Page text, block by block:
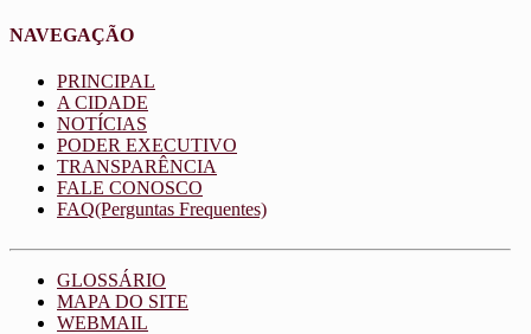
NAVEGAÇÃO
PRINCIPAL
A CIDADE
NOTÍCIAS
PODER EXECUTIVO
TRANSPARÊNCIA
FALE CONOSCO
FAQ(Perguntas Frequentes)
GLOSSÁRIO
MAPA DO SITE
WEBMAIL